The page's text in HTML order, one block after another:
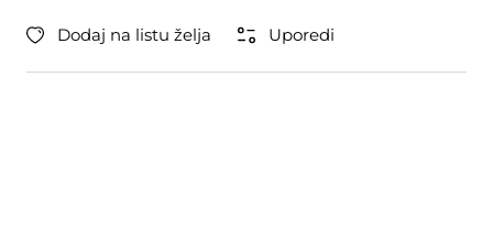
Dodaj na listu želja Uporedi